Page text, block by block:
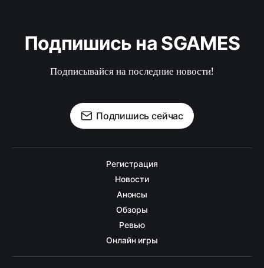
Подпишись на SGAMES
Подписывайся на последние новости!
Подпишись сейчас
Регистрация
Новости
Анонсы
Обзоры
Ревью
Онлайн игры